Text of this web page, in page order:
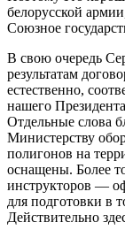
белорусской
Союзное
В свою очередь
результатам
естественно,
нашего
Отдельные слова
Министерству
полигонов на
оснащены. Более
инструкторов —
для подготовки в
Действительно